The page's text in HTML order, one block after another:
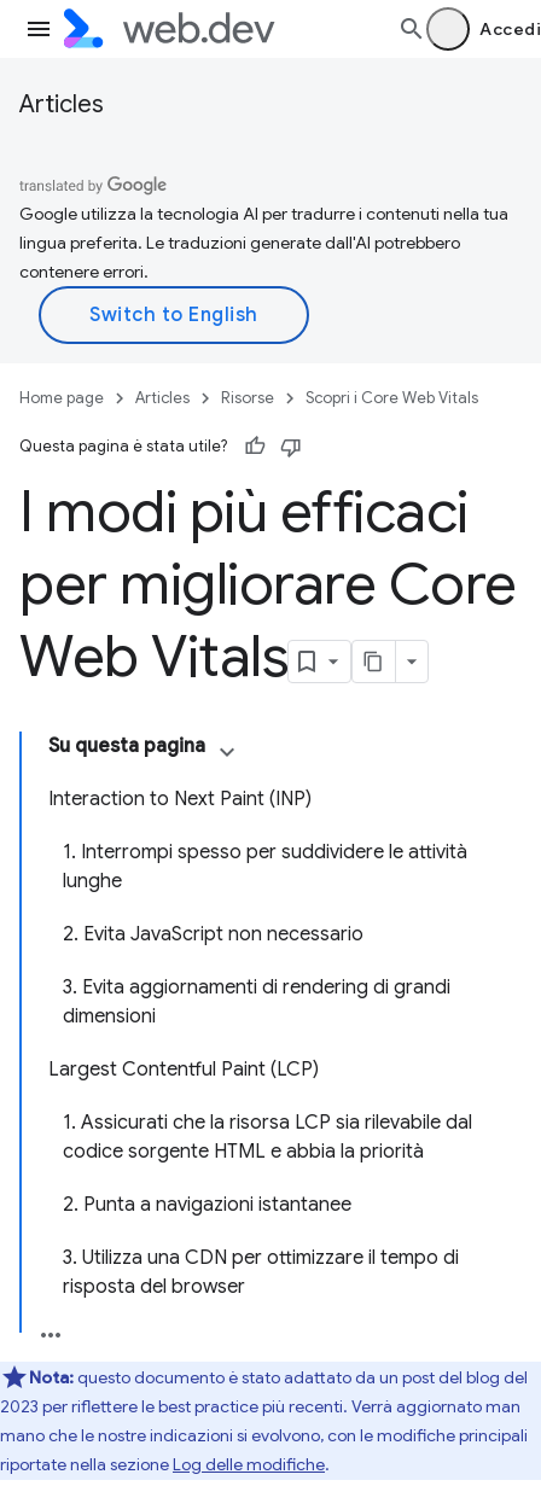
Accedi
Articles
Google utilizza la tecnologia AI per tradurre i contenuti nella tua
lingua preferita. Le traduzioni generate dall'AI potrebbero
contenere errori.
Home page Articles Risorse Scopri i Core Web Vitals
Questa pagina è stata utile?
I modi più efficaci
per migliorare Core
Web Vitals
Su questa pagina
Interaction to Next Paint (INP)
1. Interrompi spesso per suddividere le attività
lunghe
2. Evita JavaScript non necessario
3. Evita aggiornamenti di rendering di grandi
dimensioni
Largest Contentful Paint (LCP)
1. Assicurati che la risorsa LCP sia rilevabile dal
codice sorgente HTML e abbia la priorità
2. Punta a navigazioni istantanee
3. Utilizza una CDN per ottimizzare il tempo di
risposta del browser
Nota:questo documento è stato adattato da un post del blog del
2023 per riflettere le best practice più recenti. Verrà aggiornato man
mano che le nostre indicazioni si evolvono, con le modifiche principali
riportate nella sezioneLog delle modifiche.